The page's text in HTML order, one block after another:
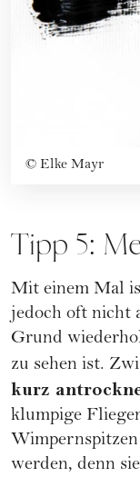
© Elke Mayr
Tipp 5:
Mit einem Mal
jedoch oft nicht
Grund
zu sehen ist.
kurz
klumpige
werden, denn